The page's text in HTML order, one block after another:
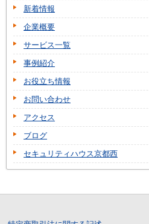
新着情報
企業概要
サービス一覧
事例紹介
お役立ち情報
お問い合わせ
アクセス
ブログ
セキュリティハウス京都西